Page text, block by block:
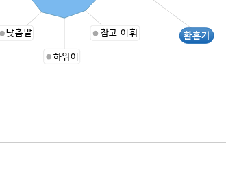
환혼기
참고 어휘
하위어
낮춤말